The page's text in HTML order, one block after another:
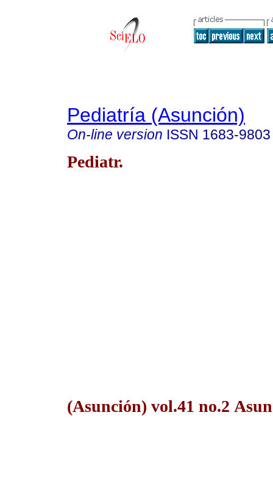
Pediatría (Asunción)
On-line version ISSN 1683-9803
Pediatr.
(Asunción) vol.41 no.2